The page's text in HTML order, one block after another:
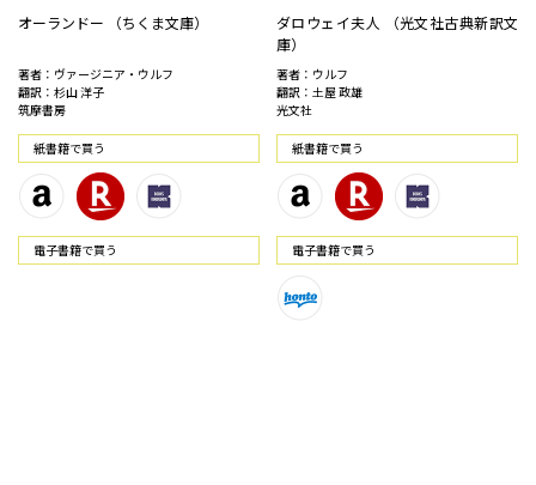
オーランドー （ちくま文庫）
著者：ヴァージニア・ウルフ
翻訳：杉山 洋子
筑摩書房
紙書籍で買う
電⼦書籍で買う
ダロウェイ夫人 （光文社古典新訳文
庫）
著者：ウルフ
翻訳：土屋 政雄
光文社
紙書籍で買う
電⼦書籍で買う